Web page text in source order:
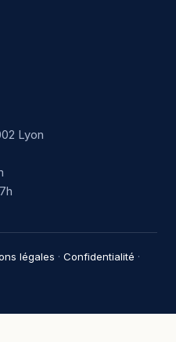
Lyon
légales · Confidentialité ·